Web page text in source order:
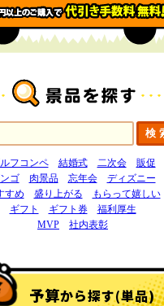
フコンペ 結婚式 二次会
販促
ゴ
肉景品 忘年会
ディズニー
すめ
盛り上がる
もらって嬉しい
ギフト
ギフト券
福利厚生
MVP
社内表彰
予算から探す(単品)